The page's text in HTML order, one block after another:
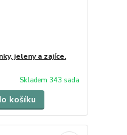
jeleny a zajíce.
Skladem 343 sada
košíku